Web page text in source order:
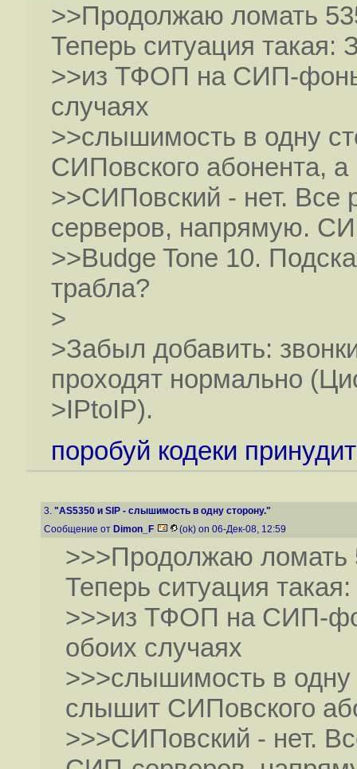
>>Продолжаю ломать
Теперь ситуация такая:
>>из ТФОП на СИП-фоны
случаях
>>слышимость в одну
СИПовского абонента, а
>>СИПовский - нет. Все
серверов, напрямую.
>>Budge Tone 10.
трабла?
>
>Забыл добавить:
проходят нормально
>IPtoIP).
поробуй кодеки
3. "AS5350 и SIP - слышимость в одну сторону."
Сообщение от Dimon_F (ok) on 06-Дек-08, 12:59
>>>Продолжаю ломать
Теперь ситуация
>>>из ТФОП на СИП-
обоих случаях
>>>слышимость в
слышит СИПовского
>>>СИПовский - нет.